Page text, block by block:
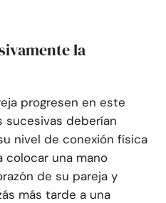
la
progresen en este
sucesivas deberían
nivel de conexión física
colocar una mano
de su pareja y
más tarde a una